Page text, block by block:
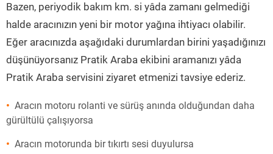
Bazen, periyodik bakım km. si yâda zamanı gelmediği
halde aracınızın yeni bir motor yağına ihtiyacı olabilir.
Eğer aracınızda aşağıdaki durumlardan birini yaşadığınızı
düşünüyorsanız Pratik Araba ekibini aramanızı yâda
Pratik Araba servisini ziyaret etmenizi tavsiye ederiz.
Aracın motoru rolanti ve sürüş anında olduğundan daha
gürültülü çalışıyorsa
Aracın motorunda bir tıkırtı sesi duyulursa